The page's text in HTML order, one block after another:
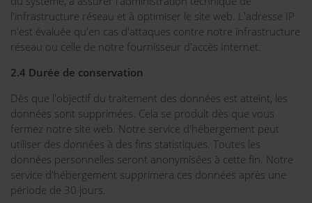
l'infrastructure réseau et à optimiser le site web. L'adresse IP
n'est évaluée qu'en cas d'attaques contre notre infrastructure
réseau ou celle de notre fournisseur d'accès Internet.
2.4 Durée de conservation
Dès que l'objectif du traitement des données est atteint, les
données sont supprimées. Cela se produit dès que vous
fermez notre site web. Notre service d'hébergement peut
utiliser des données à des fins statistiques. Toutes les
données personnelles seront anonymisées à cette fin. Notre
service d'hébergement supprimera ces données après une
période de 30 jours.